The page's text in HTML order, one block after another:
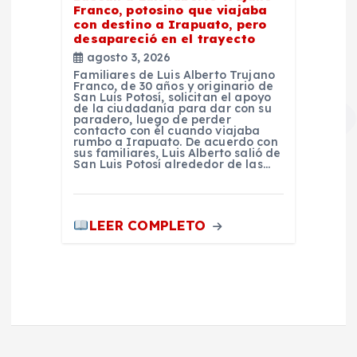
Franco, potosino que viajaba
con destino a Irapuato, pero
desapareció en el trayecto
agosto 3, 2026
Familiares de Luis Alberto Trujano
Franco, de 30 años y originario de
San Luis Potosí, solicitan el apoyo
de la ciudadanía para dar con su
paradero, luego de perder
contacto con él cuando viajaba
rumbo a Irapuato. De acuerdo con
sus familiares, Luis Alberto salió de
San Luis Potosí alrededor de las…
LEER COMPLETO